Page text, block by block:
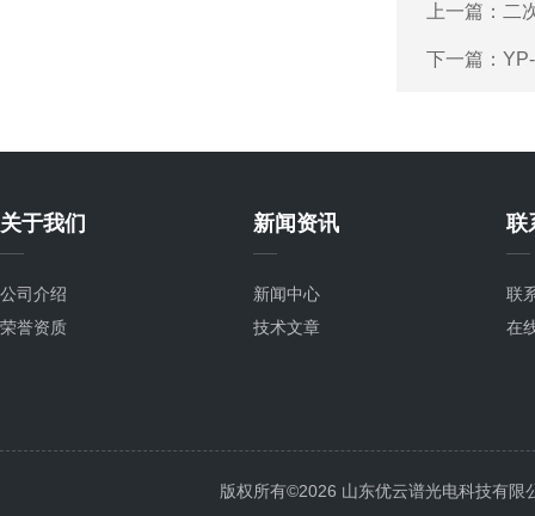
上一篇： 二
下一篇：
关于我们
公司介绍
荣誉资质
新闻资讯
新闻中心
技术文章
联
联
在
版权所有©2026 山东优云谱光电科技有